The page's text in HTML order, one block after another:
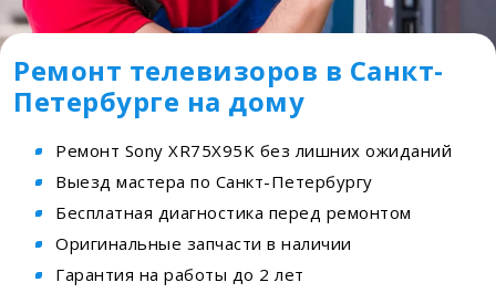
Ремонт телевизоров в Санкт-
Петербурге на дому
Ремонт Sony XR75X95K без лишних ожиданий
Выезд мастера по Санкт-Петербургу
Бесплатная диагностика перед ремонтом
Оригинальные запчасти в наличии
Гарантия на работы до 2 лет